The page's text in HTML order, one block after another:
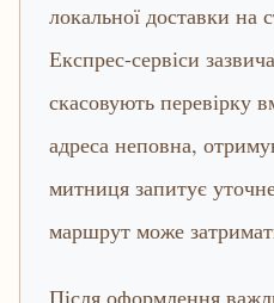
локальної доставки на
Експрес-сервіси
скасовують перевірку
адреса неповна,
митниця запитує
маршрут може
Після оформлення